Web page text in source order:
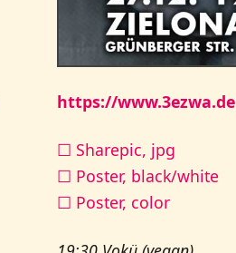
https://www.3ezwa.de
☐ Sharepic, jpg
☐ Poster, black/white
☐ Poster, color